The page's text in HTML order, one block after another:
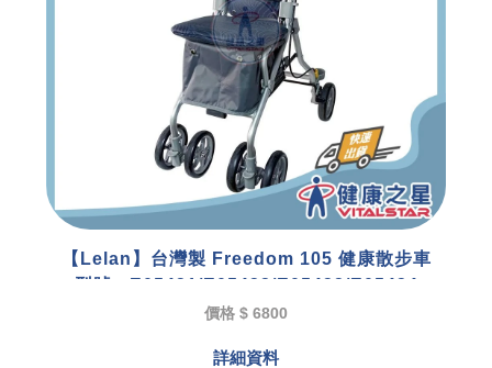
【Lelan】台灣製 Freedom 105 健康散步車
型號 : E05431/E05432/E05433/E05434
價格 $ 6800
詳細資料